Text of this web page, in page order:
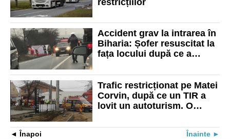
Accident grav la intrarea în
Biharia: Șofer resuscitat la
fața locului după ce a
Trafic restricționat pe Matei
Corvin, după ce un TIR a
lovit un autoturism. O
Înapoi Înainte